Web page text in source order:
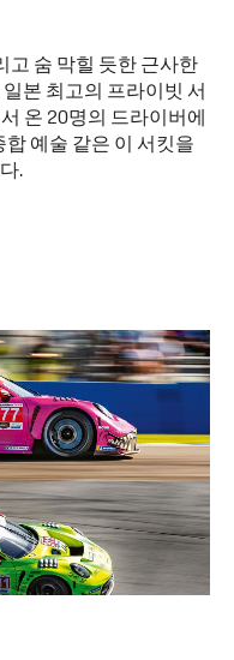
고 숨 막힐 듯한 근사한
본 최고의 프라이빗 서
온 20명의 드라이버에
예술 같은 이 서킷을
.